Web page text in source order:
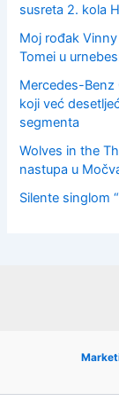
susreta 2. kola
Moj rođak
Tomei u
Mercedes-Benz
koji već
segmenta
Wolves in the
nastupa u
Silente singlom